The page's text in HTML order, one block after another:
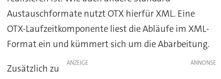
Austauschformate nutzt OTX hierfür XML. Eine
OTX-Laufzeitkomponente liest die Abläufe im XML-
Format ein und kümmert sich um die Abarbeitung.
ANZEIGE
Zusätzlich zu